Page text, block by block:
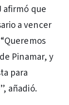
afirmó que
a vencer
Pinamar, y
para
añadió.